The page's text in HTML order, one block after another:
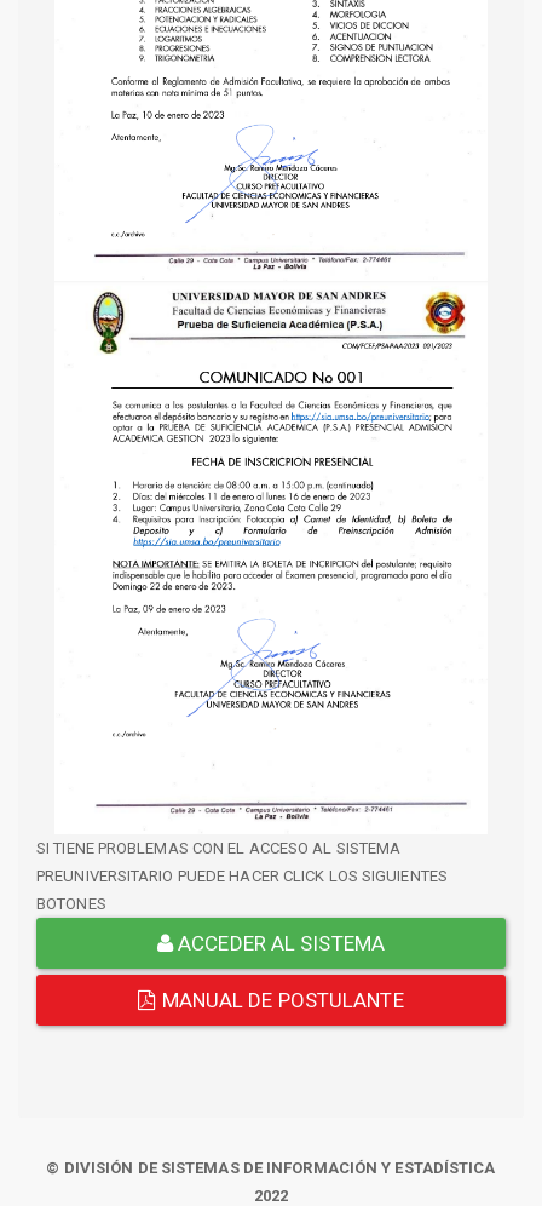
SI TIENE PROBLEMAS CON EL ACCESO AL SISTEMA
PREUNIVERSITARIO PUEDE HACER CLICK LOS SIGUIENTES
BOTONES
ACCEDER AL SISTEMA
MANUAL DE POSTULANTE
© DIVISIÓN DE SISTEMAS DE INFORMACIÓN Y ESTADÍSTICA
2022